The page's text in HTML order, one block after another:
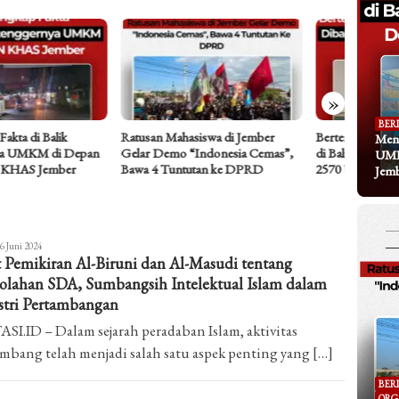
»
Mahasiswa di Jember
“Indonesia Cemas”,
Tuntutan ke DPRD
Bertemu Samanera: Titipan Pesan
di Balik Tema TRISUCI Waisak
2570 Umat Buddha
Dari
Juni 2024
Al-Biruni dan Al-Masudi tentang
SDA, Sumbangsih Intelektual Islam dalam
Pertambangan
– Dalam sejarah peradaban Islam, aktivitas
telah menjadi salah satu aspek penting yang […]